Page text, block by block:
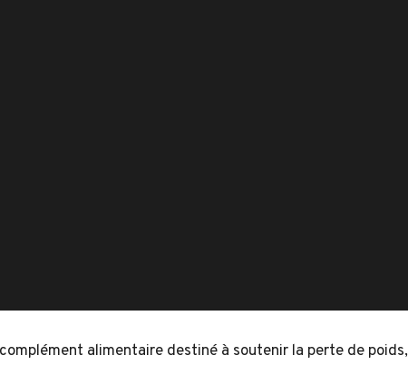
alimentaire destiné à soutenir la perte de poids,